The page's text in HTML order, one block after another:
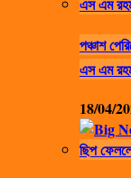
পঞ্চাশ
এস এম
18/04/